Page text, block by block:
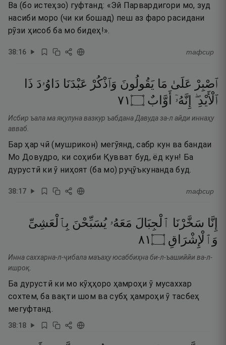
Ва (бо истеҳзо) гуфтанд: «Эй Парвардигори мо, зуд
насиби моро (чи ки бошад) пеш аз фаро расидани
рӯзи ҳисоб ба мо бидеҳ!».
38:16 тафсир
ٱصْبِرْ عَلَىٰ مَا يَقُولُونَ وَٱذْكُرْ عَبْدَنَا دَاوُۥدَ ذَا
ٱلْأَيْدِ ۖ إِنَّهُۥٓ أَوَّابٌ ۝١٧
Исбир ъала ма яқулуна вазкур ъабдана Давуда за-л айди иннаҳу
авваб.
Бар ҳар чӣ (мушрикон) мегӯянд, сабр кун ва бандаи
Мо Довудро, ки соҳиби Қувват буд, ёд кун! Ба
дурустӣ ки ӯ ниҳоят (ба мо) руҷӯъкунанда буд.
38:17 тафсир
إِنَّا سَخَّرْنَا ٱلْجِبَالَ مَعَهُۥ يُسَبِّحْنَ بِٱلْعَشِىِّ
وَٱلْإِشْرَاقِ ۝١٨
Инна саххарна-л-ҷибала маъаҳу юсаббиҳна би-л-ъашиййи ва-л-
ишроқ.
Ба дурустӣ ки мо кӯҳҳоро ҳамроҳи ӯ мусаххар
сохтем, ба вақти шом ва субҳ ҳамроҳи ӯ тасбеҳ
мегуфтанд.
38:18